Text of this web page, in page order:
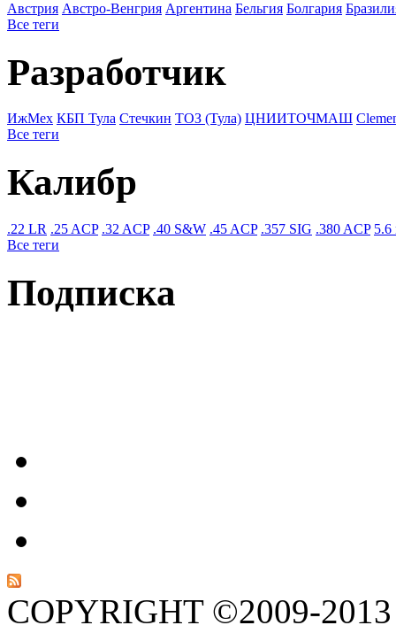
Австрия Австро-Венгрия Аргентина Бельгия Болгария
Все теги
Разработчик
ИжМех КБП Тула Стечкин ТОЗ (Тула) ЦНИИТОЧМАШ
Все теги
Калибр
.22 LR .25 ACP .32 ACP .40 S&W .45 ACP .357 SIG .380 ACP
Все теги
Подписка
COPYRIGHT ©2009-